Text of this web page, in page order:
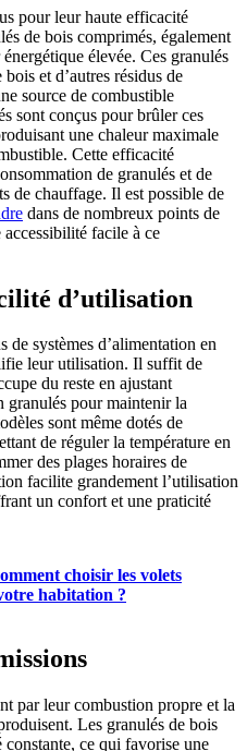
pour leur haute efficacité
de bois comprimés, également
élevée. Ces granulés
et d’autres résidus de
source de combustible
sont conçus pour brûler ces
une chaleur maximale
Cette efficacité
de granulés et de
de chauffage. Il est possible de
dans de nombreux points de
facile à ce
d’utilisation
de systèmes d’alimentation en
leur utilisation. Il suffit de
du reste en ajustant
granulés pour maintenir la
sont même dotés de
de réguler la température en
des plages horaires de
facilite grandement l’utilisation
un confort et une praticité
choisir les volets
habitation ?
par leur combustion propre et la
Les granulés de bois
ce qui favorise une